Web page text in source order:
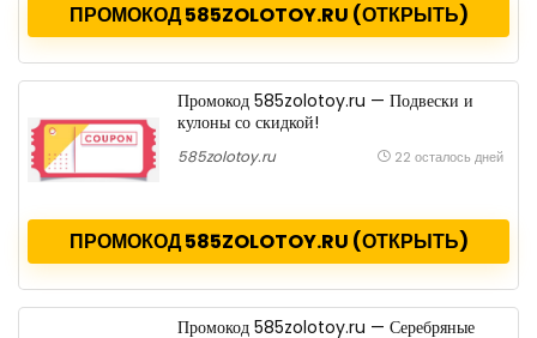
ПРОМОКОД 585ZOLOTOY.RU (ОТКРЫТЬ)
Промокод 585zolotoy.ru — Подвески и
кулоны со скидкой!
585zolotoy.ru 22 осталось дней
ПРОМОКОД 585ZOLOTOY.RU (ОТКРЫТЬ)
Промокод 585zolotoy.ru — Серебряные